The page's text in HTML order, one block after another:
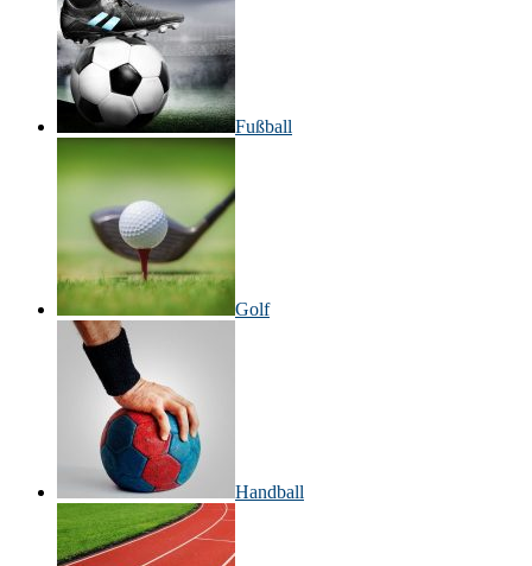
Fußball
Golf
Handball